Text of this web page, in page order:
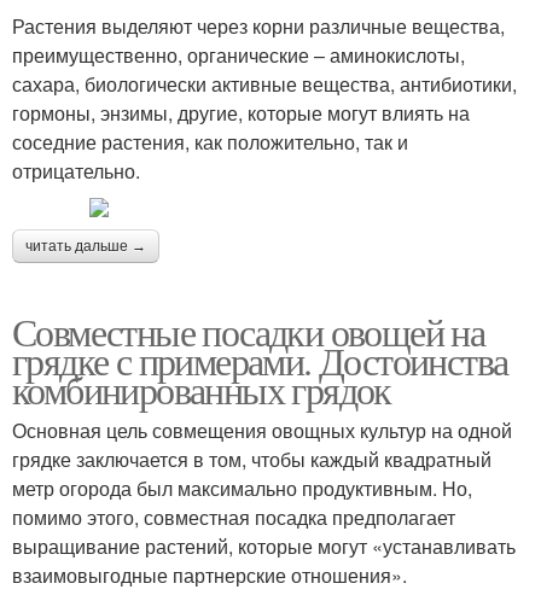
Растения выделяют через корни различные вещества,
преимущественно, органические – аминокислоты,
сахара, биологически активные вещества, антибиотики,
гормоны, энзимы, другие, которые могут влиять на
соседние растения, как положительно, так и
отрицательно.
читать дальше →
Совместные посадки овощей на
грядке с примерами. Достоинства
комбинированных грядок
Основная цель совмещения овощных культур на одной
грядке заключается в том, чтобы каждый квадратный
метр огорода был максимально продуктивным. Но,
помимо этого, совместная посадка предполагает
выращивание растений, которые могут «устанавливать
взаимовыгодные партнерские отношения».